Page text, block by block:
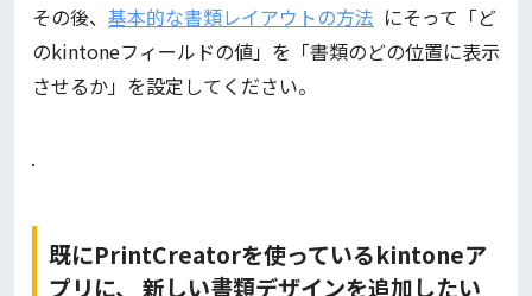
その後、 基本的な書類レイアウトの方法 にそって「ど
のkintoneフィールドの値」を「書類のどの位置に表示
させるか」を設定してください。
既にPrintCreatorを使っているkintoneア
プリに、 新しい書類デザインを追加したい